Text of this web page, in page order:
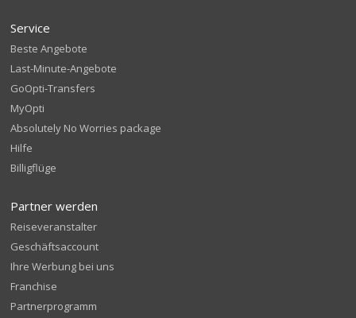
Service
Beste Angebote
Last-Minute-Angebote
GoOpti-Transfers
MyOpti
Absolutely No Worries package
Hilfe
Billigflüge
Partner werden
Reiseveranstalter
Geschäftsaccount
Ihre Werbung bei uns
Franchise
Partnerprogramm